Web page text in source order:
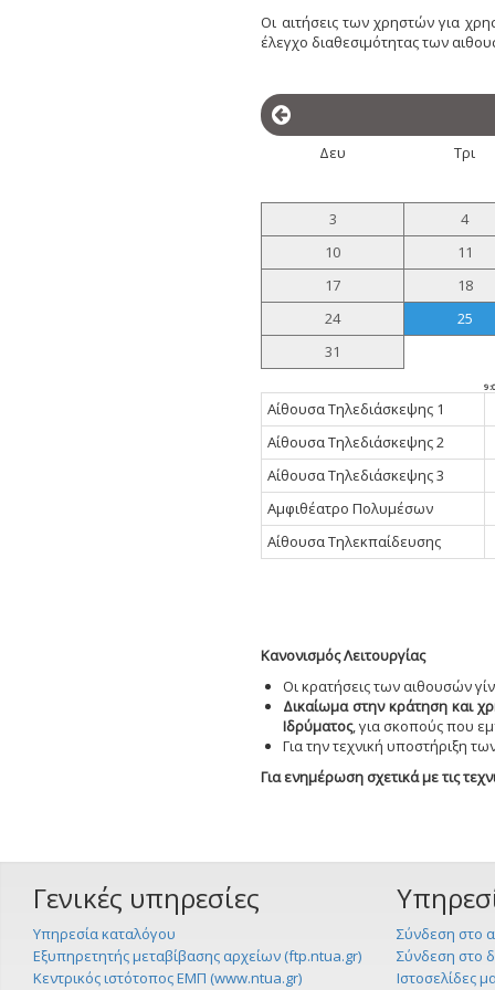
Οι αιτήσεις των χρηστών για
έλεγχο διαθεσιμότητας των
Δευ Τρι
3
4
10
11
17
18
24
25
31
Αίθουσα Τηλεδιάσκεψης 1
Αίθουσα Τηλεδιάσκεψης 2
Αίθουσα Τηλεδιάσκεψης 3
Αμφιθέατρο Πολυμέσων
Αίθουσα Τηλεκπαίδευσης
Κανονισμός Λειτουργίας
Οι κρατήσεις των αιθουσών
Δικαίωμα στην κράτηση και
Ιδρύματος, για σκοπούς που
Για την τεχνική υποστήριξη
Για ενημέρωση σχετικά με τις
Γενικές υπηρεσίες
Υπηρεσία καταλόγου
Εξυπηρετητής μεταβίβασης αρχείων (ftp.ntua.gr)
Κεντρικός ιστότοπος ΕΜΠ (www.ntua.gr)
Σύνδεση στο
Σύνδεση στο
Ιστοσελίδες